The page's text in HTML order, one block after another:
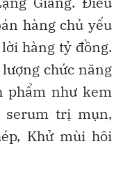
hàng chủ yếu
hàng tỷ đồng.
chức năng
phẩm như kem
serum trị mụn,
Khử mùi hôi